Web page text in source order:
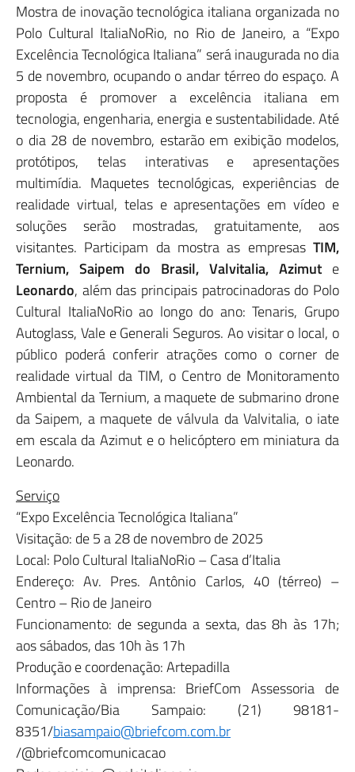
Mostra de inovação tecnológica italiana organizada no
Polo Cultural ItaliaNoRio, no Rio de Janeiro, a “Expo
Excelência Tecnológica Italiana” será inaugurada no dia
5 de novembro, ocupando o andar térreo do espaço. A
proposta é promover a excelência italiana em
tecnologia, engenharia, energia e sustentabilidade. Até
o dia 28 de novembro, estarão em exibição modelos,
protótipos, telas interativas e apresentações
multimídia. Maquetes tecnológicas, experiências de
realidade virtual, telas e apresentações em vídeo e
soluções serão mostradas, gratuitamente, aos
visitantes. Participam da mostra as empresas TIM,
Ternium, Saipem do Brasil, Valvitalia, Azimut e
Leonardo, além das principais patrocinadoras do Polo
Cultural ItaliaNoRio ao longo do ano: Tenaris, Grupo
Autoglass, Vale e Generali Seguros. Ao visitar o local, o
público poderá conferir atrações como o corner de
realidade virtual da TIM, o Centro de Monitoramento
Ambiental da Ternium, a maquete de submarino drone
da Saipem, a maquete de válvula da Valvitalia, o iate
em escala da Azimut e o helicóptero em miniatura da
Leonardo.
Serviço
“Expo Excelência Tecnológica Italiana”
Visitação: de 5 a 28 de novembro de 2025
Local: Polo Cultural ItaliaNoRio – Casa d’Italia
Endereço: Av. Pres. Antônio Carlos, 40 (térreo) –
Centro – Rio de Janeiro
Funcionamento: de segunda a sexta, das 8h às 17h;
aos sábados, das 10h às 17h
Produção e coordenação: Artepadilla
Informações à imprensa: BriefCom Assessoria de
Comunicação/Bia Sampaio: (21) 98181-
8351/biasampaio@briefcom.com.br
/@briefcomcomunicacao